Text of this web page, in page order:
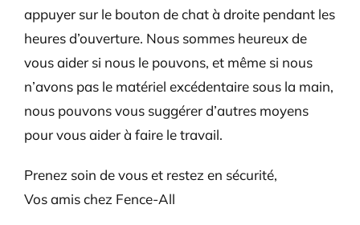
appuyer sur le bouton de chat à droite pendant les
heures d’ouverture. Nous sommes heureux de
vous aider si nous le pouvons, et même si nous
n’avons pas le matériel excédentaire sous la main,
nous pouvons vous suggérer d’autres moyens
pour vous aider à faire le travail.
Prenez soin de vous et restez en sécurité,
Vos amis chez Fence-All